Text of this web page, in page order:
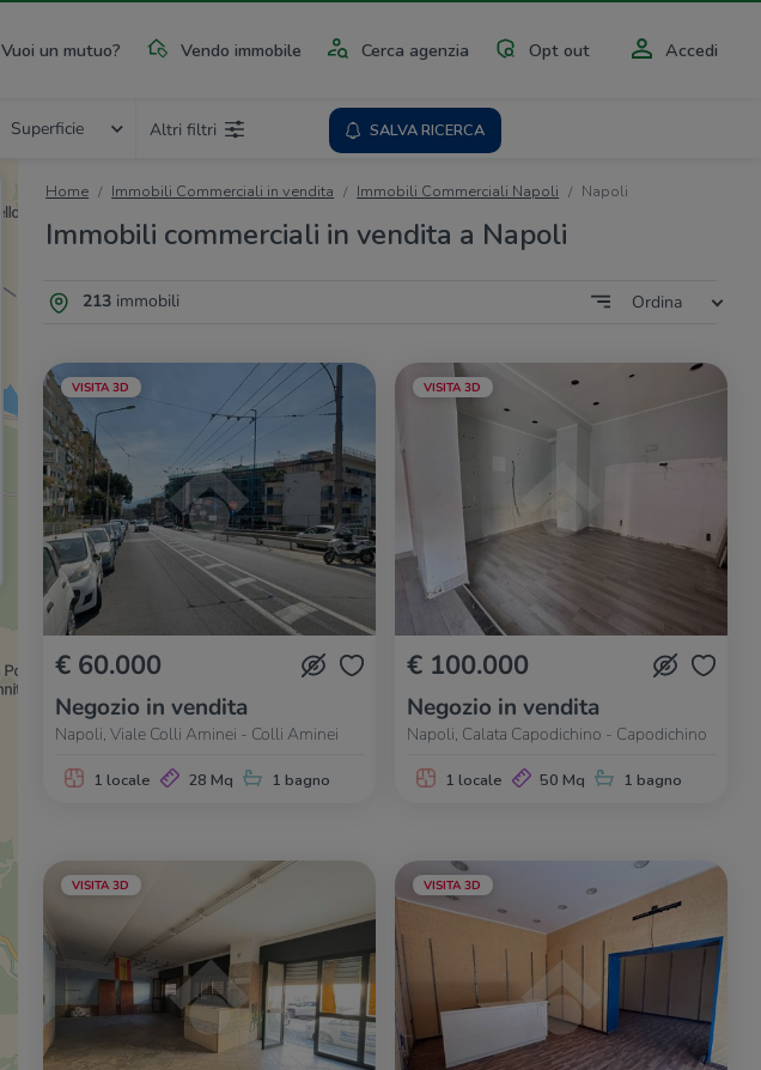
Vuoi un mutuo? Vendo immobile Cerca agenzia Opt out Accedi
Superficie Altri filtri SALVA RICERCA
Home Immobili Commerciali in vendita Immobili Commerciali Napoli Napoli
Immobili commerciali in vendita a Napoli
213immobili Ordina
VISITA 3D
€ 60.000
Negozio in vendita
Napoli, Viale Colli Aminei - Colli Aminei
1 locale 28 Mq 1 bagno
VISITA 3D
€ 100.000
Negozio in vendita
Napoli, Calata Capodichino - Capodichino
1 locale 50 Mq 1 bagno
VISITA 3D VISITA 3D